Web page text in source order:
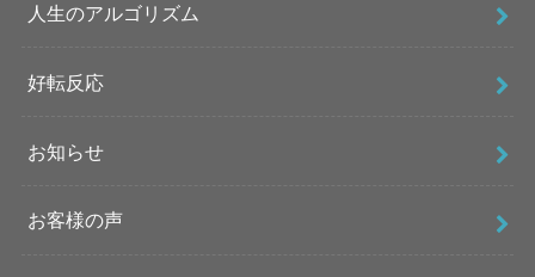
人生のアルゴリズム
好転反応
お知らせ
お客様の声